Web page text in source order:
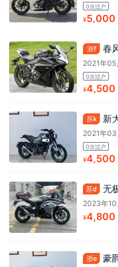
0次过户
¥5,000
浙f 春
2021年05
0次过户
¥4,500
苏k 新
2021年03
0次过户
¥4,500
苏d 无
2023年10
¥4,800
浙e 豪